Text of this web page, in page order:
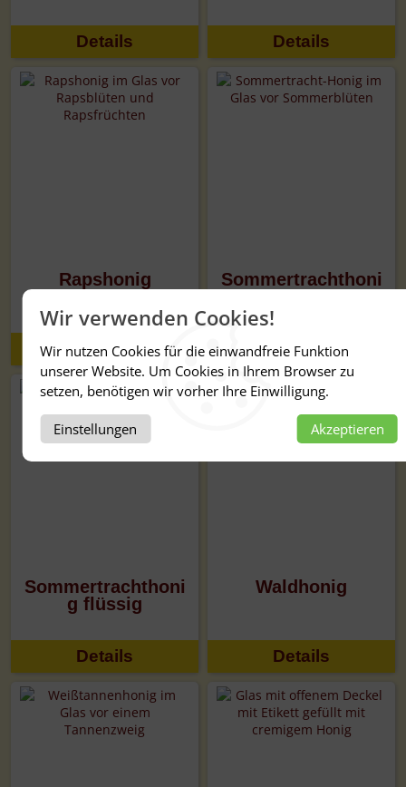
Wir verwenden Cookies!
Wir nutzen Cookies für die einwandfreie Funktion
unserer Website. Um Cookies in Ihrem Browser zu
setzen, benötigen wir vorher Ihre Einwilligung.
Einstellungen Akzeptieren
Details Details
Rapshonig
Details
Sommertrachthoni
Details
Sommertrachthoni
g flüssig
Details
Waldhonig
Details